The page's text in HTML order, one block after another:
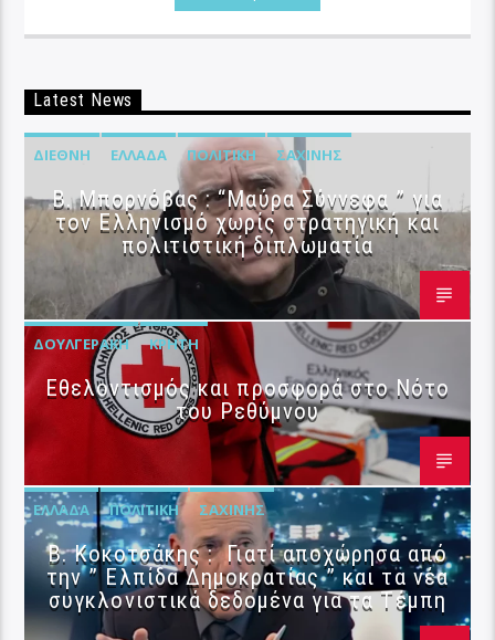
Latest News
ΔΙΕΘΝΉ ΕΛΛΆΔΑ ΠΟΛΙΤΙΚΉ ΣΑΧΊΝΗΣ
B. Μπορνόβας : “Μαύρα Σύννεφα ” για
τον Ελληνισμό χωρίς στρατηγική και
πολιτιστική διπλωματία
ΔΟΥΛΓΕΡΆΚΗ ΚΡΉΤΗ
Εθελοντισμός και προσφορά στο Νότο
του Ρεθύμνου
ΕΛΛΆΔΑ ΠΟΛΙΤΙΚΉ ΣΑΧΊΝΗΣ
Β. Κοκοτσάκης : Γιατί αποχώρησα από
την ” Ελπίδα Δημοκρατίας ” και τα νέα
συγκλονιστικά δεδομένα για τα Τέμπη